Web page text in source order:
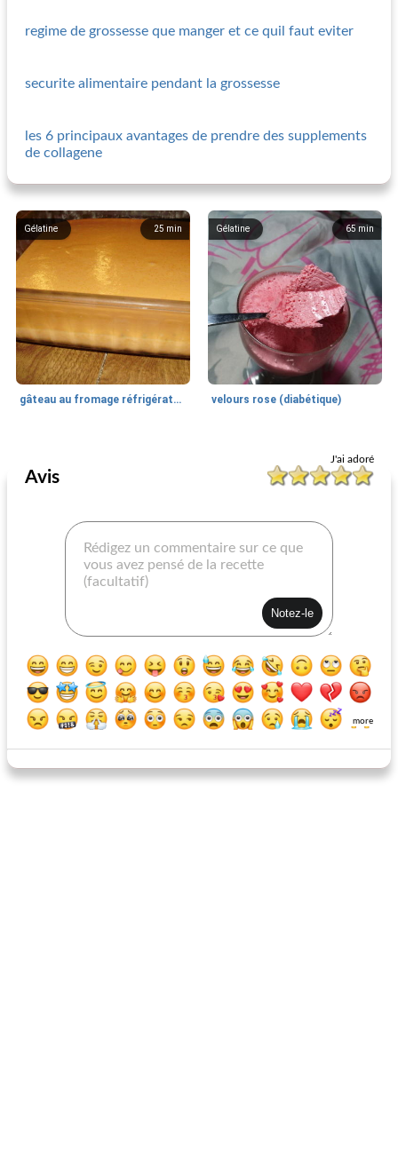
regime de grossesse que manger et ce quil faut eviter
securite alimentaire pendant la grossesse
les 6 principaux avantages de prendre des supplements
de collagene
25 min
Gélatine
gâteau au fromage réfrigérateur
65 min
Gélatine
velours rose (diabétique)
crème russe aux baies (kissel)
J'ai adoré
Avis
more